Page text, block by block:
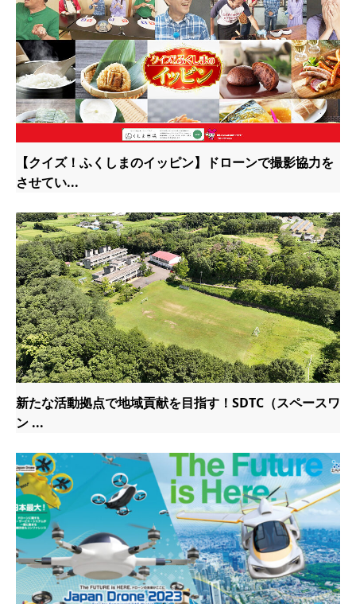
【クイズ！ふくしまのイッピン】ドローンで撮影協力を
させてい...
新たな活動拠点で地域貢献を目指す！SDTC（スペースワ
ン ...